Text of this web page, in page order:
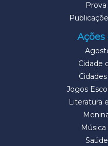
Ações
Cidade
Jogos
Literatura